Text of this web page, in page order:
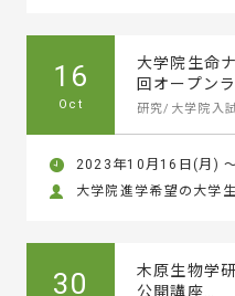
16
Oct
大学院生命
回オープン
研究/大学院入
2023年10月16日(月)
大学院進学希望の大学
30
木原生物学
公開講座…